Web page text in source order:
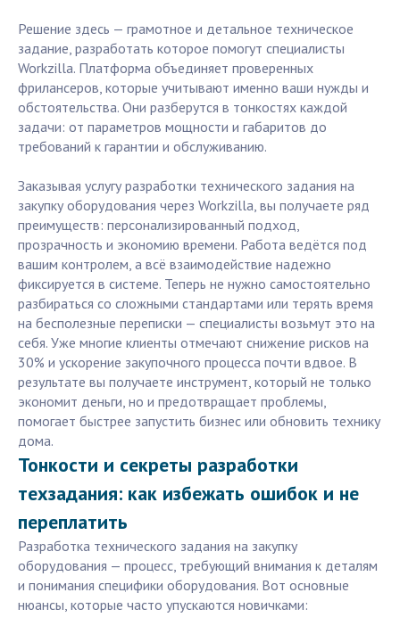
Решение здесь — грамотное и детальное техническое
задание, разработать которое помогут специалисты
Workzilla. Платформа объединяет проверенных
фрилансеров, которые учитывают именно ваши нужды и
обстоятельства. Они разберутся в тонкостях каждой
задачи: от параметров мощности и габаритов до
требований к гарантии и обслуживанию.
Заказывая услугу разработки технического задания на
закупку оборудования через Workzilla, вы получаете ряд
преимуществ: персонализированный подход,
прозрачность и экономию времени. Работа ведётся под
вашим контролем, а всё взаимодействие надежно
фиксируется в системе. Теперь не нужно самостоятельно
разбираться со сложными стандартами или терять время
на бесполезные переписки — специалисты возьмут это на
себя. Уже многие клиенты отмечают снижение рисков на
30% и ускорение закупочного процесса почти вдвое. В
результате вы получаете инструмент, который не только
экономит деньги, но и предотвращает проблемы,
помогает быстрее запустить бизнес или обновить технику
дома.
Тонкости и секреты разработки
техзадания: как избежать ошибок и не
переплатить
Разработка технического задания на закупку
оборудования — процесс, требующий внимания к деталям
и понимания специфики оборудования. Вот основные
нюансы, которые часто упускаются новичками: